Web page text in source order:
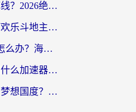
海外党玩绝区零总掉线？2026绝区零加速器推荐+跨平台国服游戏加速攻略
美国用什么加速器打欢乐斗地主？海外党亲测有效的国服游戏加速指南
在瑞典打不开崩坏3怎么办？海外玩家亲测有效的国服游戏加速指南
在欧洲玩战舰世界用什么加速器比较好用？老玩家亲测有效的低延迟方案
英国怎么玩奥比岛：梦想国度？海外党不卡攻略+加速器选择秘籍